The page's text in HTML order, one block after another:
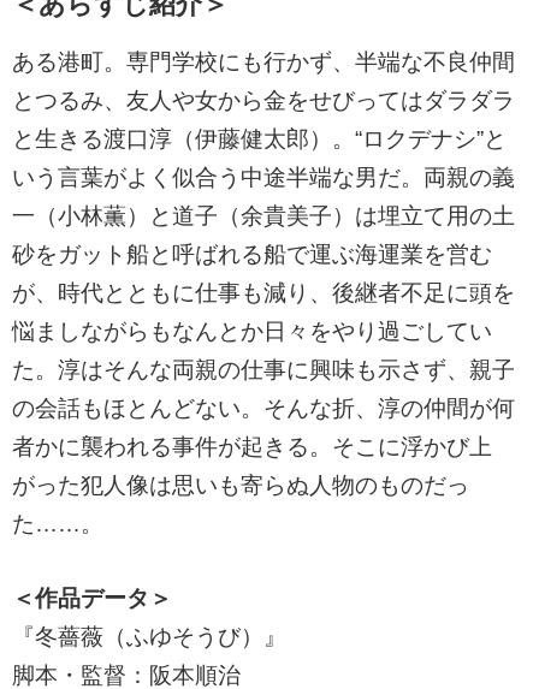
ある港町。専門学校にも行かず、半端な不良仲間
とつるみ、友人や女から金をせびってはダラダラ
と生きる渡口淳（伊藤健太郎）。“ロクデナシ”と
いう言葉がよく似合う中途半端な男だ。両親の義
一（小林薫）と道子（余貴美子）は埋立て用の土
砂をガット船と呼ばれる船で運ぶ海運業を営む
が、時代とともに仕事も減り、後継者不足に頭を
悩ましながらもなんとか日々をやり過ごしてい
た。淳はそんな両親の仕事に興味も示さず、親子
の会話もほとんどない。そんな折、淳の仲間が何
者かに襲われる事件が起きる。そこに浮かび上
がった犯人像は思いも寄らぬ人物のものだっ
た……。
＜作品データ＞
『冬薔薇（ふゆそうび）』
脚本・監督：阪本順治